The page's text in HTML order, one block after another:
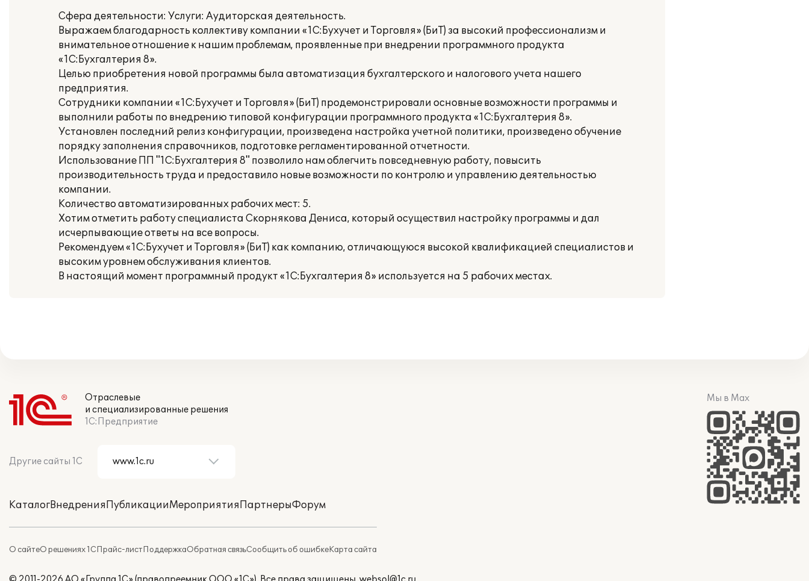
Сфера деятельности: Услуги: Аудиторская деятельность.
Выражаем благодарность коллективу компании «1С:Бухучет и Торговля» (БиТ) за высокий профессионализм и
внимательное отношение к нашим проблемам, проявленные при внедрении программного продукта
«1С:Бухгалтерия 8».
Целью приобретения новой программы была автоматизация бухгалтерского и налогового учета нашего
предприятия.
Сотрудники компании «1С:Бухучет и Торговля» (БиТ) продемонстрировали основные возможности программы и
выполнили работы по внедрению типовой конфигурации программного продукта «1С:Бухгалтерия 8».
Установлен последний релиз конфигурации, произведена настройка учетной политики, произведено обучение
порядку заполнения справочников, подготовке регламентированной отчетности.
Использование ПП "1С:Бухгалтерия 8" позволило нам облегчить повседневную работу, повысить
производительность труда и предоставило новые возможности по контролю и управлению деятельностью
компании.
Количество автоматизированных рабочих мест: 5.
Хотим отметить работу специалиста Скорнякова Дениса, который осуществил настройку программы и дал
исчерпывающие ответы на все вопросы.
Рекомендуем «1С:Бухучет и Торговля» (БиТ) как компанию, отличающуюся высокой квалификацией специалистов и
высоким уровнем обслуживания клиентов.
В настоящий момент программный продукт «1С:Бухгалтерия 8» используется на 5 рабочих местах.
Отраслевые
и специализированные решения
1С:Предприятие
Другие сайты 1С
КаталогВнедренияПубликацииМероприятияПартнерыФорум
О сайтеО решениях 1СПрайс-листПоддержкаОбратная связьСообщить об ошибкеКарта сайта
Мы в Max